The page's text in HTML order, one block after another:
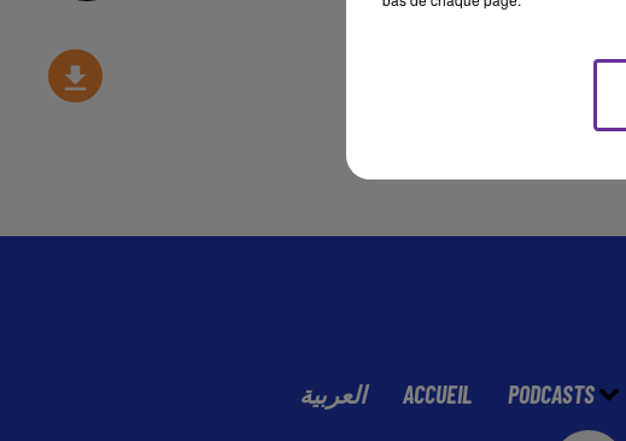
العربية ACCUEIL PODCASTS